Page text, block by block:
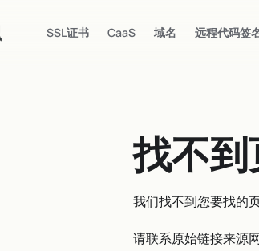
SSL证书 CaaS 域名 远程代码签
找不
我们找不到您要找的页
请联系原始链接来源